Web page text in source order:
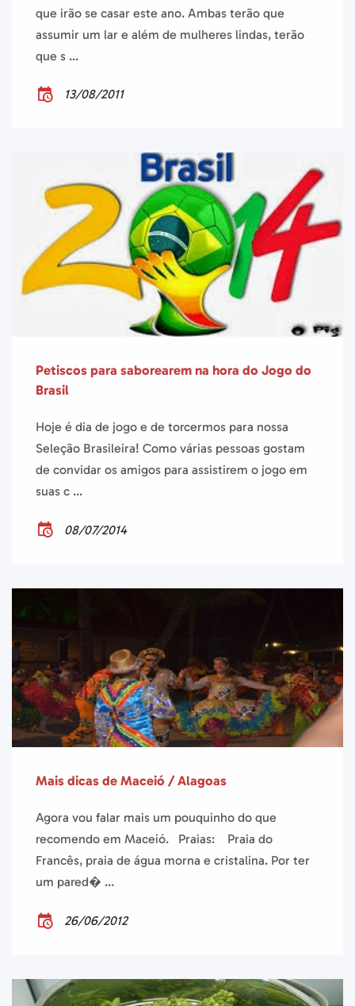
que irão se casar este ano. Ambas terão que
assumir um lar e além de mulheres lindas, terão
que s ...
13/08/2011
Petiscos para saborearem na hora do Jogo do
Brasil
Hoje é dia de jogo e de torcermos para nossa
Seleção Brasileira! Como várias pessoas gostam
de convidar os amigos para assistirem o jogo em
suas c ...
08/07/2014
Mais dicas de Maceió / Alagoas
Agora vou falar mais um pouquinho do que
recomendo em Maceió. Praias: Praia do
Francês, praia de água morna e cristalina. Por ter
um pared� ...
26/06/2012